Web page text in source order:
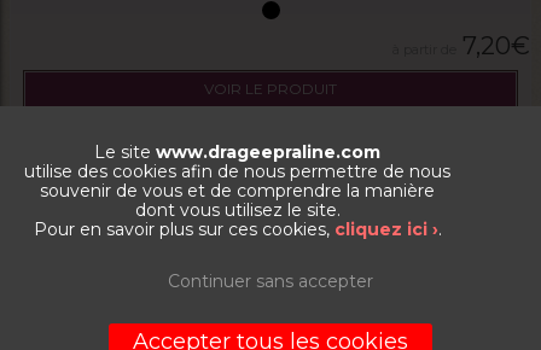
7,20€
VOIR LE PRODUIT
Le site www.drageepraline.com
utilise des cookies afin de nous permettre de nous
souvenir de vous et de comprendre la manière
dont vous utilisez le site.
Pour en savoir plus sur ces cookies, cliquez ici ›.
Continuer sans accepter
Accepter tous les cookies